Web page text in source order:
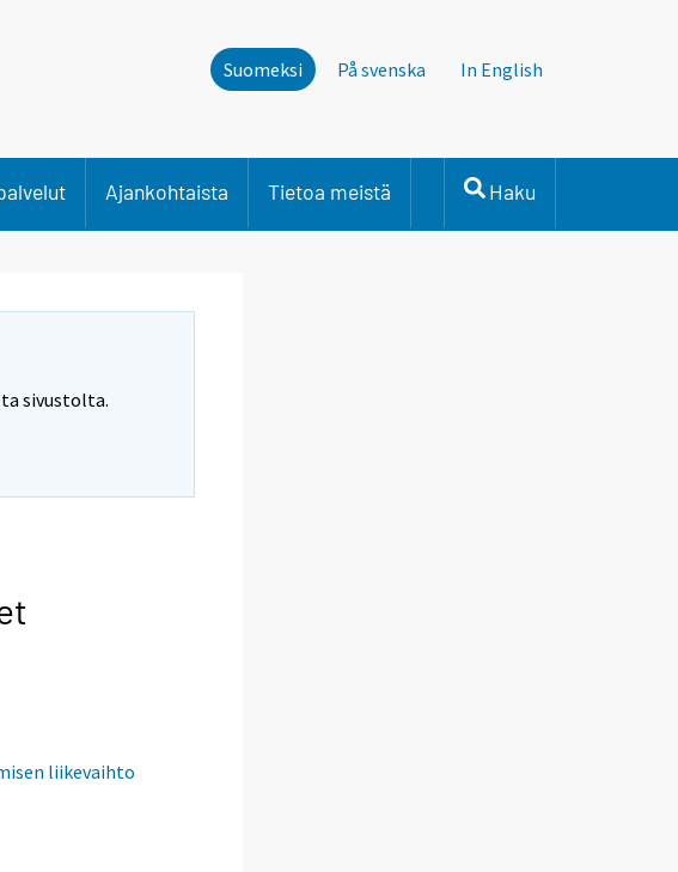
Suomeksi På svenska In English
Ajankohtaista Tietoa meistä Haku
sivustolta.
liikevaihto